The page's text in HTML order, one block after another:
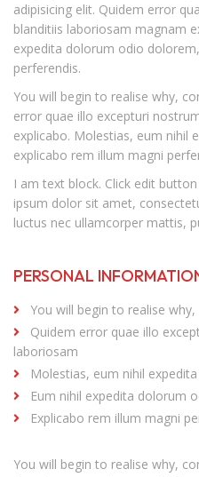
adipisicing elit. Quidem error
blanditiis laboriosam magnam
expedita dolorum odio
perferendis.
You will begin to realise why,
error quae illo excepturi
explicabo. Molestias, eum nihil
explicabo rem illum magni
I am text block. Click edit
ipsum dolor sit amet,
luctus nec ullamcorper mattis,
PERSONAL
You will begin to realise
Quidem error quae illo
laboriosam
Molestias, eum nihil
Eum nihil expedita dolorum
Explicabo rem illum magni
You will begin to realise why,